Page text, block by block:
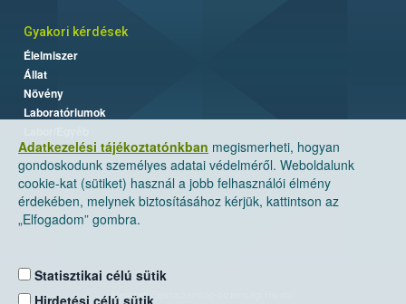
Adatkezelési tájékoztatónkban megismerheti, hogyan
gondoskodunk személyes adatai védelméről. Weboldalunk
cookie-kat (sütiket) használ a jobb felhasználói élmény
érdekében, melynek biztosításához kérjük, kattintson az
„Elfogadom” gombra.
Statisztikai célú sütik
Hirdetési célú sütik
Gyakori kérdések
Élelmiszer
Állat
Növény
Laboratóriumok
Nemzeti Élelmiszerlánc-biztonsági Hivatal